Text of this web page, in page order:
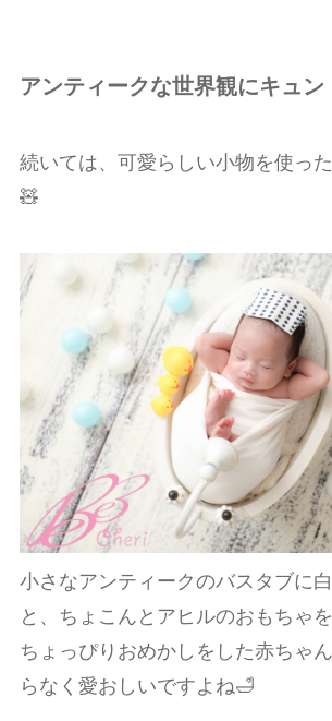
アンティークな世界観にキュン
続いては、可愛らしい小物を使った
🧸
小さなアンティークのバスタブに
と、ちょこんとアヒルのおもちゃ
ちょっぴりおめかしをした赤ちゃ
らなく愛おしいですよね🛁